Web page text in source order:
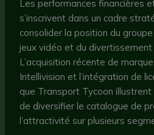
Les performances financières
s’inscrivent dans un cadre
consolider la position du
jeux vidéo et du divertissement
L’acquisition récente de
Intellivision et l’intégration de
que Transport Tycoon
de diversifier le catalogue de
l’attractivité sur plusieurs